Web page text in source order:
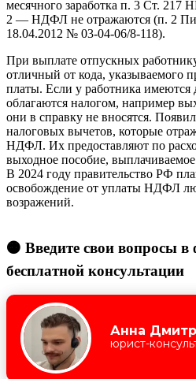
месячного заработка п. 3 Ст.
2 — НДФЛ не отражаются (п. 2
18.04.2012 № 03-04-06/8-118).
При выплате отпускных
отличный от кода, указываемого
платы. Если у работника имеются
облагаются налогом, например
они в справку не вносятся.
налоговых вычетов, которые
НДФЛ. Их предоставляют по
выходное пособие,
В 2024 году правительство РФ
освобождение от уплаты НДФЛ
возражений.
🟠 Введите свои вопросы
бесплатной консультации